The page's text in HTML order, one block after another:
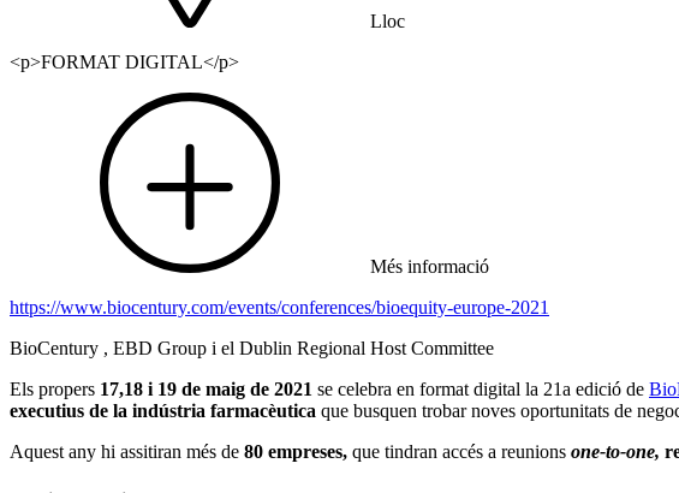
Lloc
<p>FORMAT DIGITAL</p>
Més informació
https://www.biocentury.com/events/conferences/bioequity-europe-2021
BioCentury , EBD Group i el Dublin Regional Host Committee
Els propers 17,18 i 19 de maig de 2021 se celebra en format digital la 21a edició de
executius de la indústria farmacèutica que busquen trobar noves oportunitats de
Aquest any hi assitiran més de 80 empreses, que tindran accés a reunions one-to-one,